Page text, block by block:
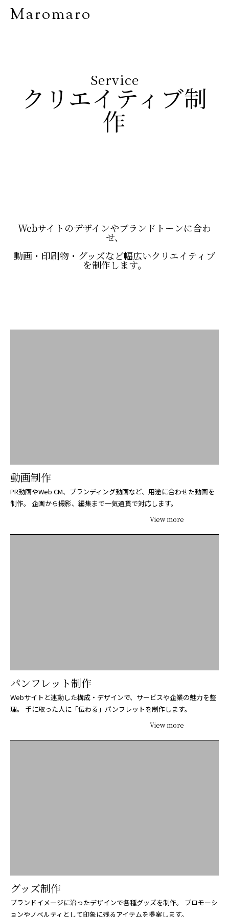
Maromaro
Service
クリエイティブ制
作
Webサイトのデザインやブランドトーンに合わ
せ、
動画・印刷物・グッズなど幅広いクリエイティブ
を制作します。
動画制作
PR動画やWeb CM、ブランディング動画など、用途に合わせた動画を
制作。
企画から撮影、編集まで一気通貫で対応します。
View more
パンフレット制作
Webサイトと連動した構成・デザインで、サービスや企業の魅力を整
理。
手に取った人に「伝わる」パンフレットを制作します。
View more
グッズ制作
ブランドイメージに沿ったデザインで各種グッズを制作。
プロモーシ
ョンやノベルティとして印象に残るアイテムを提案します。